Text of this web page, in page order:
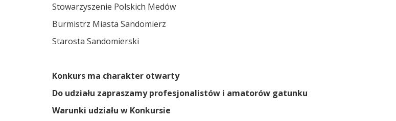
Stowarzyszenie Polskich Medów
Burmistrz Miasta Sandomierz
Starosta Sandomierski
Konkurs ma charakter otwarty
Do udziału zapraszamy profesjonalistów i amatorów gatunku
Warunki udziału w Konkursie